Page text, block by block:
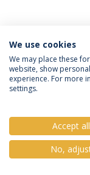
Default-mode
consciência :
Nunes, M. , Miles,
network e as
DOWNLOAD
BOOK CHAPTER
We use cookies
We may place these
website, show
experience. For more
settings.
Accept all
No,